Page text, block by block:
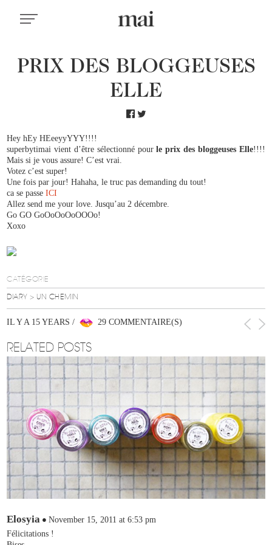
PRIX DES BLOGGEUSES
ELLE
Hey hEy HEeeyyYYY!!!!
superbytimai vient d’être sélectionné pourle prix des bloggeuses Elle!!!!
Mais si je vous assure! C’est vrai.
Votez c’est super!
Une fois par jour! Hahaha, le truc pas demanding du tout!
ca se passeICI
Allez send me your love. Jusqu’au 2 décembre.
Go GO GoOoOoOoOOOo!
Xoxo
CATÉGORIE
DIARY> UN CHEMIN
IL Y A 15 YEARS / 29 COMMENTAIRE(S)
RELATED POSTS
Elosyia
November 15, 2011 at 6:53 pm
Félicitations !